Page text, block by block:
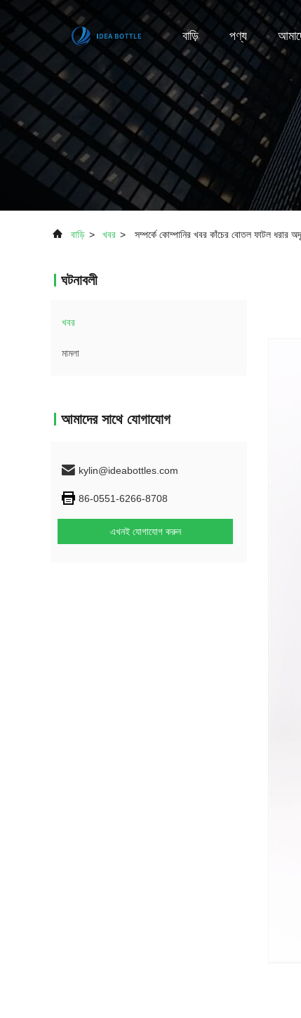
বাড়ি পণ্য
বাড়ি > খবর > সম্পর্কে কোম্পানির খবর কাঁচের বোতল ফাটল ধরার
ঘটনাবলী
খবর
মামলা
আমাদের সাথে যোগাযোগ
kylin@ideabottles.com
86-0551-6266-8708
এখনই যোগাযোগ করুন